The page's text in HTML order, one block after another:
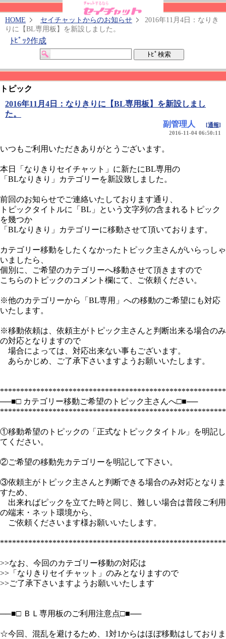
HOME セイチャットからのお知らせ
2016年11月4日：なりき
りに【BL専用板】を新設しました。
ﾄﾋﾟｯｸ作成
トピック
2016年11月4日：なりきりに【BL専用板】を新設しまし
た。
副管理人
[通報]
2016-11-04 06:50:11
いつもご利用いただきありがとうございます。
本日「なりきりセイチャット」に新たにBL専用の
「BLなりきり」カテゴリーを新設致しました。
前回のお知らせでご連絡いたしております通り、
トピックタイトルに「BL」という文字列の含まれるトピック
を幾つか
「BLなりきり」カテゴリーに移動させて頂いております。
カテゴリー移動をしたくなかったトピック主さんがいらっしゃ
いましたら、
個別に、ご希望のカテゴリーへ移動させて頂きますので
こちらのトピックのコメント欄にて、ご依頼ください。
※他のカテゴリーから「BL専用」への移動のご希望にも対応
いたします。
※移動依頼は、依頼主がトピック主さんと判断出来る場合のみ
の対応となりますので
場合によっては、対応出来ない事もございます。
あらかじめ、ご了承下さいますようお願いいたします。
──■□ カテゴリー移動ご希望のトピック主さんへ□■──
①移動希望のトピックの「正式なトピックタイトル」を明記し
てください。
②ご希望の移動先カテゴリーを明記して下さい。
③依頼主がトピック主さんと判断できる場合のみ対応となりま
すため、
出来ればピックを立てた時と同じ、難しい場合は普段ご利用
の端末・ネット環境から、
ご依頼くださいます様お願いいたします。
>>なお、今回のカテゴリー移動の対応は
>>「なりきりセイチャット」のみとなりますので
>>ご了承下さいますようお願いいたします
──■□ ＢＬ専用板のご利用注意点□■──
☆今回、混乱を避けるため、1対1からはほぼ移動はしておりま